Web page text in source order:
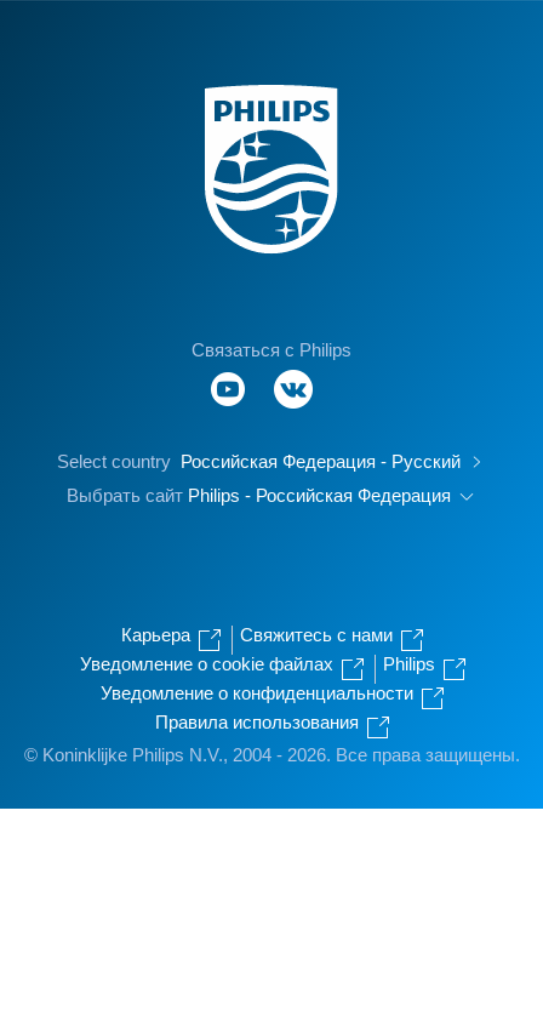
Связаться с Philips
Select country Российская Федерация - Русский
Выбрать сайт Philips - Российская Федерация
Карьера
Свяжитесь с нами
Уведомление о cookie файлах
Philips
Уведомление о конфиденциальности
Правила использования
© Koninklijke Philips N.V., 2004 - 2026. Все права защищены.